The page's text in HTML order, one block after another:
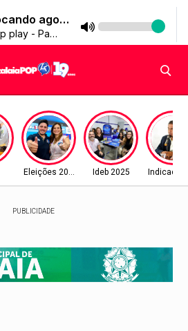
Eleições 2026 Ideb 2025
PUBLICIDADE